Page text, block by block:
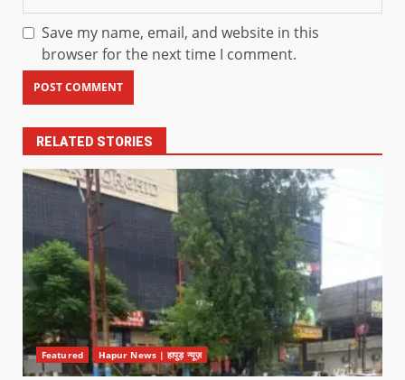
Save my name, email, and website in this
browser for the next time I comment.
RELATED STORIES
Featured Hapur News | हापुड़ न्यूज़